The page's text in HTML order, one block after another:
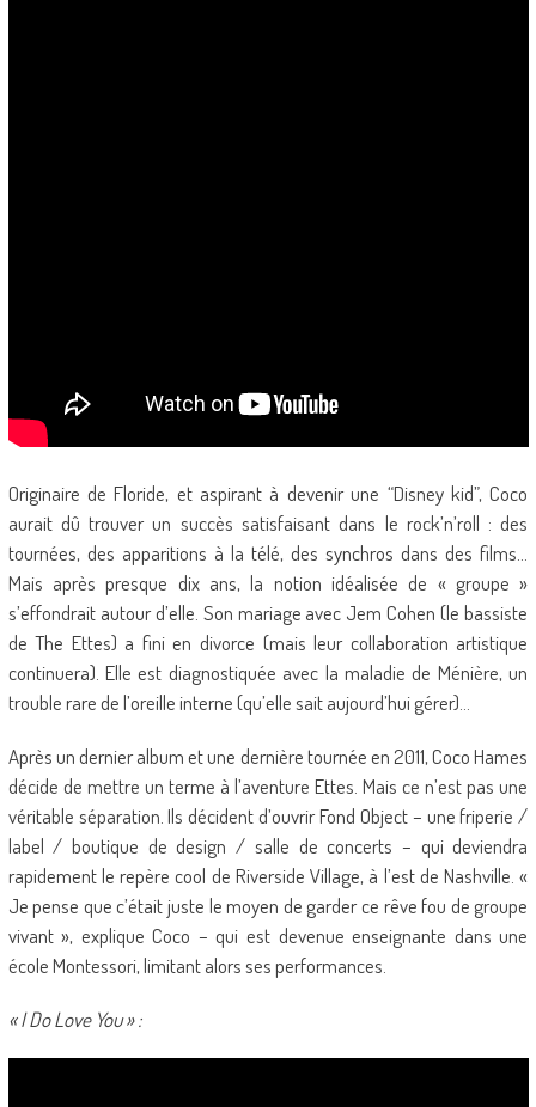
Originaire de Floride, et aspirant à devenir une “Disney kid”, Coco
aurait dû trouver un succès satisfaisant dans le rock’n’roll : des
tournées, des apparitions à la télé, des synchros dans des films…
Mais après presque dix ans, la notion idéalisée de « groupe »
s’effondrait autour d’elle. Son mariage avec Jem Cohen (le bassiste
de The Ettes) a fini en divorce (mais leur collaboration artistique
continuera). Elle est diagnostiquée avec la maladie de Ménière, un
trouble rare de l’oreille interne (qu’elle sait aujourd’hui gérer)…
Après un dernier album et une dernière tournée en 2011, Coco Hames
décide de mettre un terme à l’aventure Ettes. Mais ce n’est pas une
véritable séparation. Ils décident d’ouvrir Fond Object – une friperie /
label / boutique de design / salle de concerts – qui deviendra
rapidement le repère cool de Riverside Village, à l’est de Nashville. «
Je pense que c’était juste le moyen de garder ce rêve fou de groupe
vivant », explique Coco – qui est devenue enseignante dans une
école Montessori, limitant alors ses performances.
« I Do Love You » :